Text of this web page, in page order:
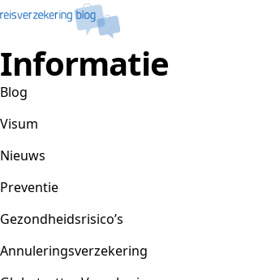
Informatie
Blog
Visum
Nieuws
Preventie
Gezondheidsrisico’s
Annuleringsverzekering